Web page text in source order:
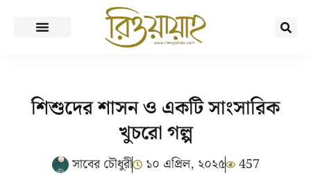
শিশুদের শাসন ও একটি সাংসারিক
খুচরো গল্প
সাবের চৌধুরী ১০ এপ্রিল, ২০২৫ 457